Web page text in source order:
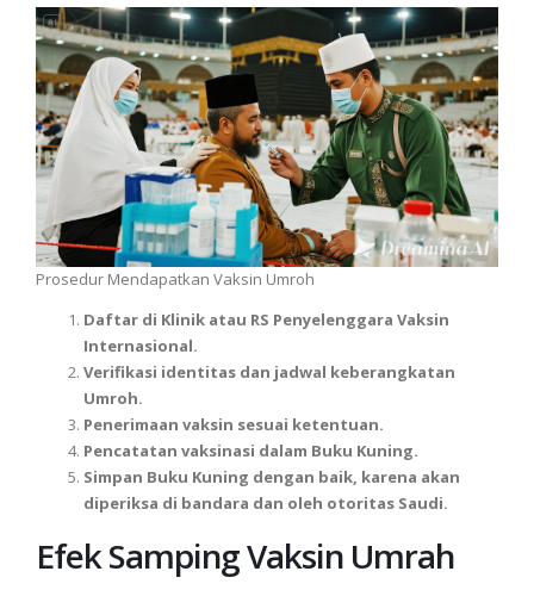
Prosedur Mendapatkan Vaksin Umroh
Daftar di Klinik atau RS Penyelenggara Vaksin
Internasional.
Verifikasi identitas dan jadwal keberangkatan
Umroh.
Penerimaan vaksin sesuai ketentuan.
Pencatatan vaksinasi dalam Buku Kuning.
Simpan Buku Kuning dengan baik, karena akan
diperiksa di bandara dan oleh otoritas Saudi.
Efek Samping Vaksin Umrah